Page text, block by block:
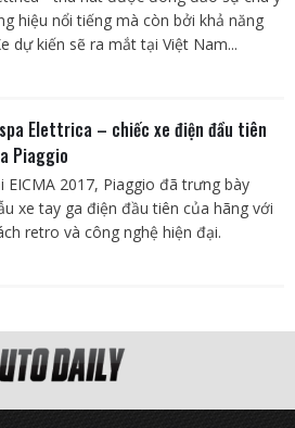
hiệu nổi tiếng mà còn bởi khả năng
dự kiến sẽ ra mắt tại Việt Nam...
Elettrica – chiếc xe điện đầu tiên
Piaggio
EICMA 2017, Piaggio đã trưng bày
xe tay ga điện đầu tiên của hãng với
retro và công nghệ hiện đại.